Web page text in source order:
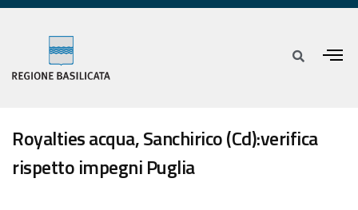
Royalties acqua, Sanchirico (Cd):verifica
rispetto impegni Puglia